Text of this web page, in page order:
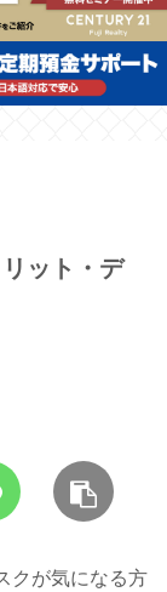
ット・デ
クが気になる方